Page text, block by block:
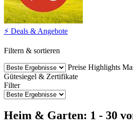
⚡ Deals & Angebote
Filtern & sortieren
Preise Highlights
Gütesiegel & Zertifikate
Filter
Heim & Garten: 1 - 30